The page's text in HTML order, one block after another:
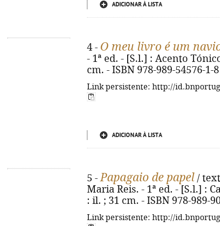
ADICIONAR À LISTA
4 - O meu livro é um
- 1ª ed. - [S.l.] : Acento
cm. - ISBN 978-989-54576-1-8
Link persistente: http://
ADICIONAR À LISTA
5 -Papagaio de papel /
Maria Reis. - 1ª ed. - [S.l.] :
: il. ; 31 cm. - ISBN 978-989-
Link persistente: http://